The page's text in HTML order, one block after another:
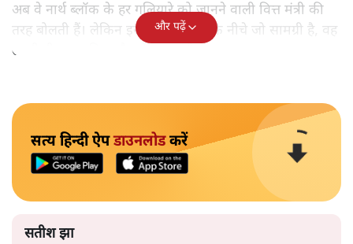
अब वे नार्थ ब्लॉक के हर गलियारे को जानने वाली वित्त मंत्री की
तरह बोलती हैं। लेकिन इस आत्मविश्वास के नीचे जो सामग्री है, वह
उतनी ही अनुमानित और दोहराव भरी।
और पढ़ें
सत्य हिन्दी ऐपडाउनलोडकरें
सतीश झा